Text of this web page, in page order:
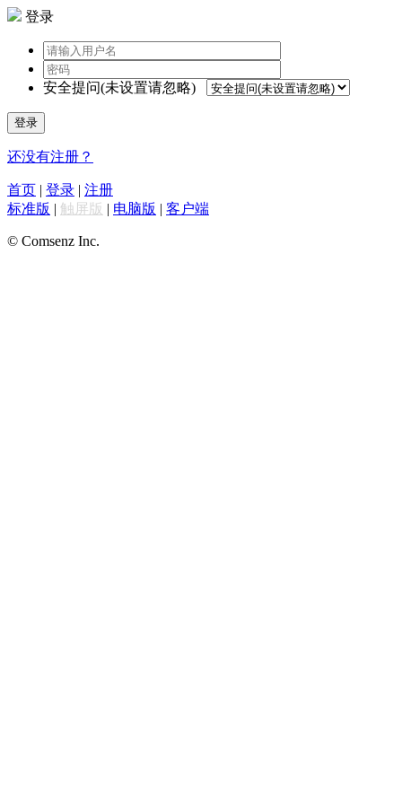
登录
安全提问(未设置请忽略)
登录
还没有注册？
首页 | 登录 | 注册
标准版 | 触屏版 | 电脑版 | 客户端
© Comsenz Inc.